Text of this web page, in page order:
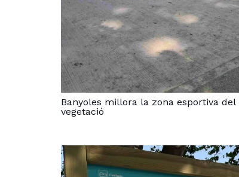
Banyoles millora la zona esportiva
vegetació